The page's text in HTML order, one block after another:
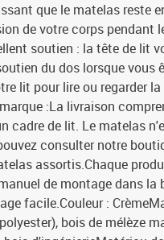
que le matelas reste
de votre corps pendant
soutien : la tête de lit
du dos lorsque vous
lit pour lire ou regarder la
:La livraison
cadre de lit. Le matelas
consulter notre
assortis.Chaque
de montage dans la
facile.Couleur :
bois de mélèze